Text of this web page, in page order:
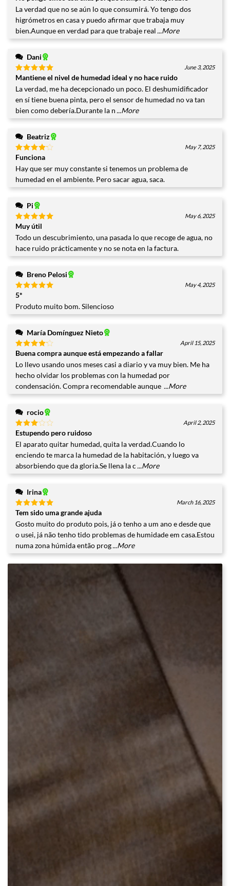
con
de
5
La verdad que no se aún lo que consumirá. Yo tengo dos
higrómetros en casa y puedo afirmar que trabaja muy
bien.Aunque en verdad para que trabaje real ...More
Dani
Valorado
con
de
5
June 3, 2025
Mantiene el nivel de humedad ideal y no hace ruido
La verdad, me ha decepcionado un poco. El deshumidificador
en sí tiene buena pinta, pero el sensor de humedad no va tan
bien como debería.Durante la n ...More
Beatriz
Valorado
con
de 5
May 7, 2025
Funciona
Hay que ser muy constante si tenemos un problema de
humedad en el ambiente. Pero sacar agua, saca.
Pi
Valorado
con
de
5
May 6, 2025
Muy útil
Todo un descubrimiento, una pasada lo que recoge de agua, no
hace ruido prácticamente y no se nota en la factura.
Breno Pelosi
Valorado
con
de
5
May 4, 2025
5*
Produto muito bom. Silencioso
María Domínguez Nieto
Valorado
con
de 5
April 15, 2025
Buena compra aunque está empezando a fallar
Lo llevo usando unos meses casi a diario y va muy bien. Me ha
hecho olvidar los problemas con la humedad por
condensación. Compra recomendable aunque ...More
rocio
Valorado
con
de 5
April 2, 2025
Estupendo pero ruidoso
El aparato quitar humedad, quita la verdad.Cuando lo
enciendo te marca la humedad de la habitación, y luego va
absorbiendo que da gloria.Se llena la c ...More
Irina
Valorado
con
de
5
March 16, 2025
Tem sido uma grande ajuda
Gosto muito do produto pois, já o tenho a um ano e desde que
o usei, já não tenho tido problemas de humidade em casa.Estou
numa zona húmida então prog...More